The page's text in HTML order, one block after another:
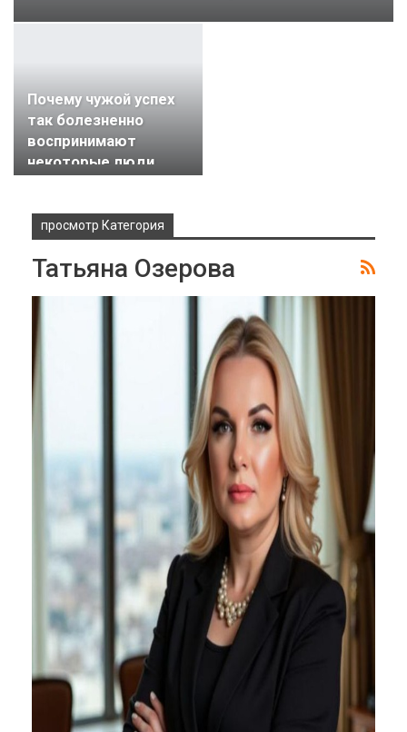
разрушают
Почему чужой успех
так болезненно
воспринимают
некоторые люди
просмотр Категория
Татьяна Озерова